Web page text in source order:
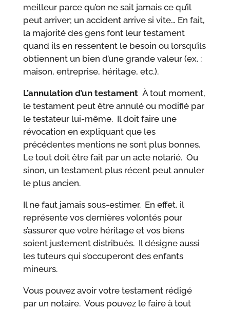
meilleur parce qu’on ne sait jamais ce qu’il
peut arriver; un accident arrive si vite… En fait,
la majorité des gens font leur testament
quand ils en ressentent le besoin ou lorsqu’ils
obtiennent un bien d’une grande valeur (ex. :
maison, entreprise, héritage, etc.).
L’annulation d’un testament À tout moment,
le testament peut être annulé ou modifié par
le testateur lui-même. Il doit faire une
révocation en expliquant que les
précédentes mentions ne sont plus bonnes.
Le tout doit être fait par un acte notarié. Ou
sinon, un testament plus récent peut annuler
le plus ancien.
Il ne faut jamais sous-estimer. En effet, il
représente vos dernières volontés pour
s’assurer que votre héritage et vos biens
soient justement distribués. Il désigne aussi
les tuteurs qui s’occuperont des enfants
mineurs.
Vous pouvez avoir votre testament rédigé
par un notaire. Vous pouvez le faire à tout